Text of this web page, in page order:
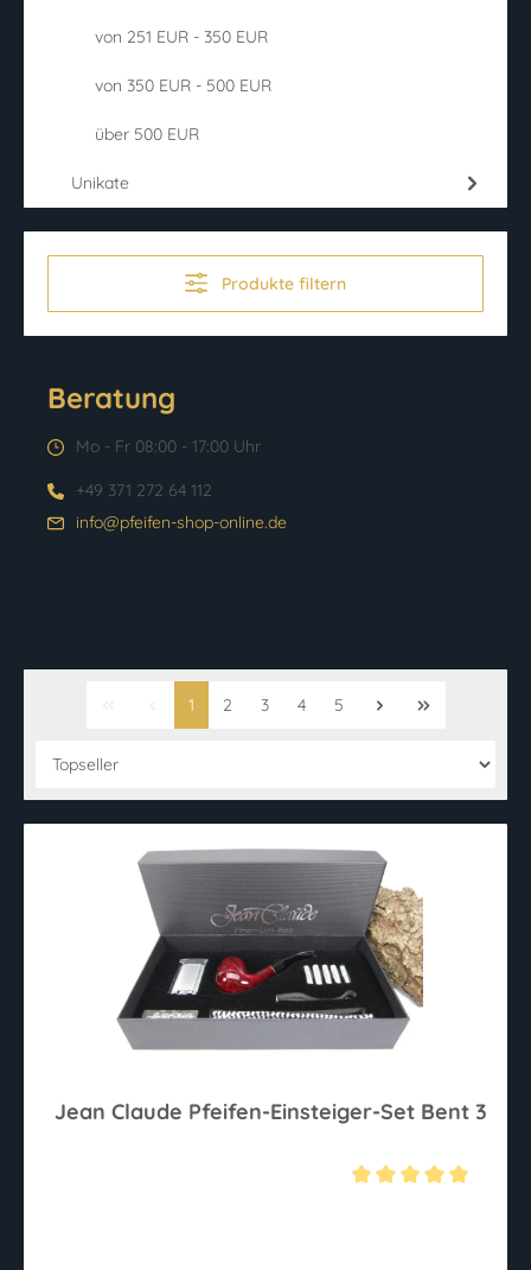
von 251 EUR - 350 EUR
von 350 EUR - 500 EUR
über 500 EUR
Unikate
Produkte filtern
Beratung
Mo - Fr 08:00 - 17:00 Uhr
+49 371 272 64 112
info@pfeifen-shop-online.de
1 2 3 4 5
Jean Claude Pfeifen-Einsteiger-Set Bent 3